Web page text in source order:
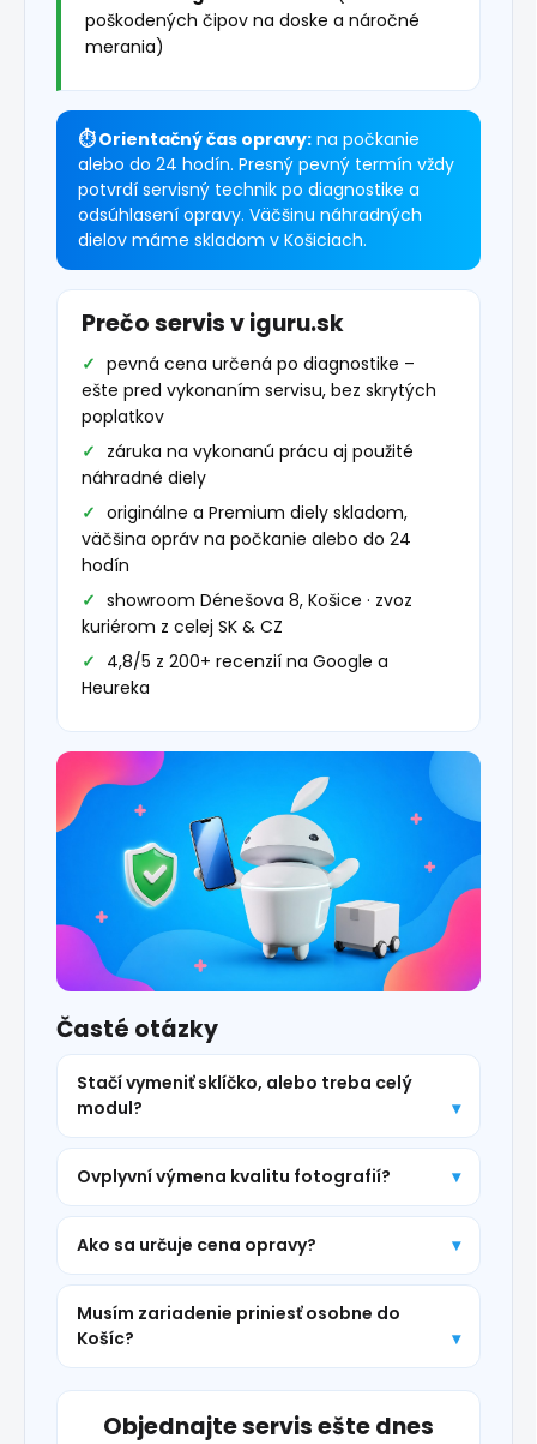
poškodených čipov na doske a náročné
merania)
⏱ Orientačný čas opravy: na počkanie
alebo do 24 hodín. Presný pevný termín vždy
potvrdí servisný technik po diagnostike a
odsúhlasení opravy. Väčšinu náhradných
dielov máme skladom v Košiciach.
Prečo servis v iguru.sk
pevná cena určená po diagnostike –
ešte pred vykonaním servisu, bez skrytých
poplatkov
záruka na vykonanú prácu aj použité
náhradné diely
originálne a Premium diely skladom,
väčšina opráv na počkanie alebo do 24
hodín
showroom Dénešova 8, Košice · zvoz
kuriérom z celej SK & CZ
4,8/5 z 200+ recenzií na Google a
Heureka
Časté otázky
Stačí vymeniť sklíčko, alebo treba celý
modul?
Ovplyvní výmena kvalitu fotografií?
Ako sa určuje cena opravy?
Musím zariadenie priniesť osobne do
Košíc?
Objednajte servis ešte dnes